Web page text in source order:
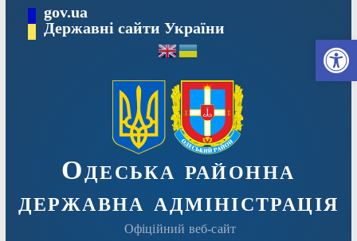
Перейтиgov.ua
Державні сайти України
Одеська районна
державна адміністрація
Офіційний веб-сайт